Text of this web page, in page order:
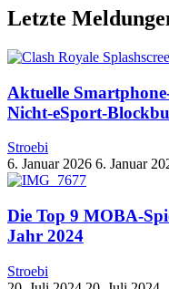
Letzte
Aktuelle
Nicht-eSport-
Stroebi
6. Januar 2026 6. Januar
Die Top 9 MOBA-
Jahr 2024
Stroebi